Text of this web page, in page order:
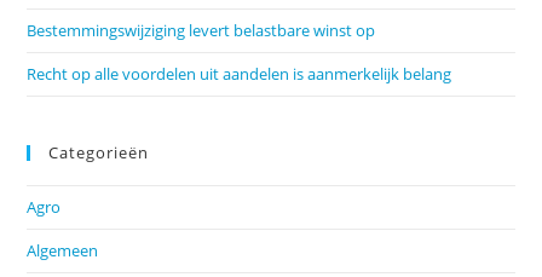
Bestemmingswijziging levert belastbare winst op
Recht op alle voordelen uit aandelen is aanmerkelijk belang
Categorieën
Agro
Algemeen